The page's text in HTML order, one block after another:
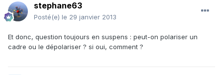
stephane63
Posté(e) le 29 janvier 2013
Et donc, question toujours en suspens : peut-on polariser un
cadre ou le dépolariser ? si oui, comment ?